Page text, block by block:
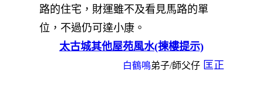
路的住宅，財運雖不及看見馬路的單
位，不過仍可達小康。
太古城其他屋苑風水(揀樓提示)
白鶴鳴弟子/師父仔 匡正